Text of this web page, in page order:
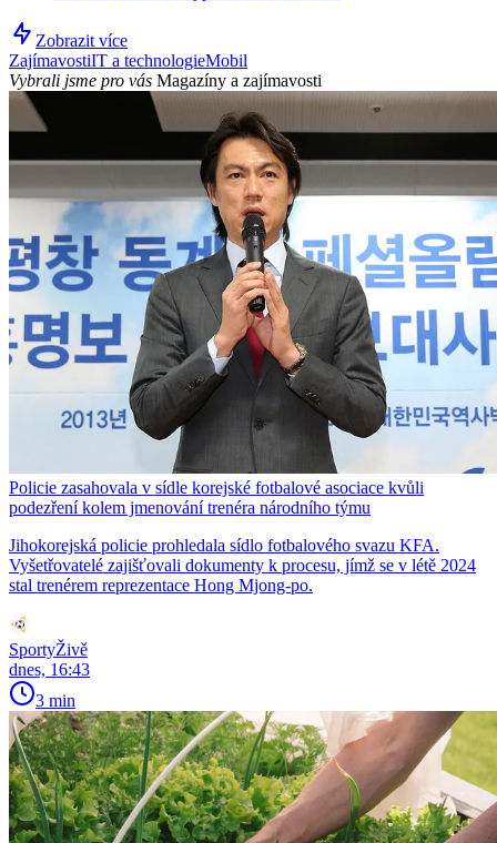
Zobrazit více
ZajímavostiIT a technologieMobil
Vybrali jsme pro vás Magazíny a zajímavosti
Policie zasahovala v sídle korejské fotbalové asociace kvůli
podezření kolem jmenování trenéra národního týmu
Jihokorejská policie prohledala sídlo fotbalového svazu KFA.
Vyšetřovatelé zajišťovali dokumenty k procesu, jímž se v létě 2024
stal trenérem reprezentace Hong Mjong-po.
SportyŽivě
dnes, 16:43
3 min